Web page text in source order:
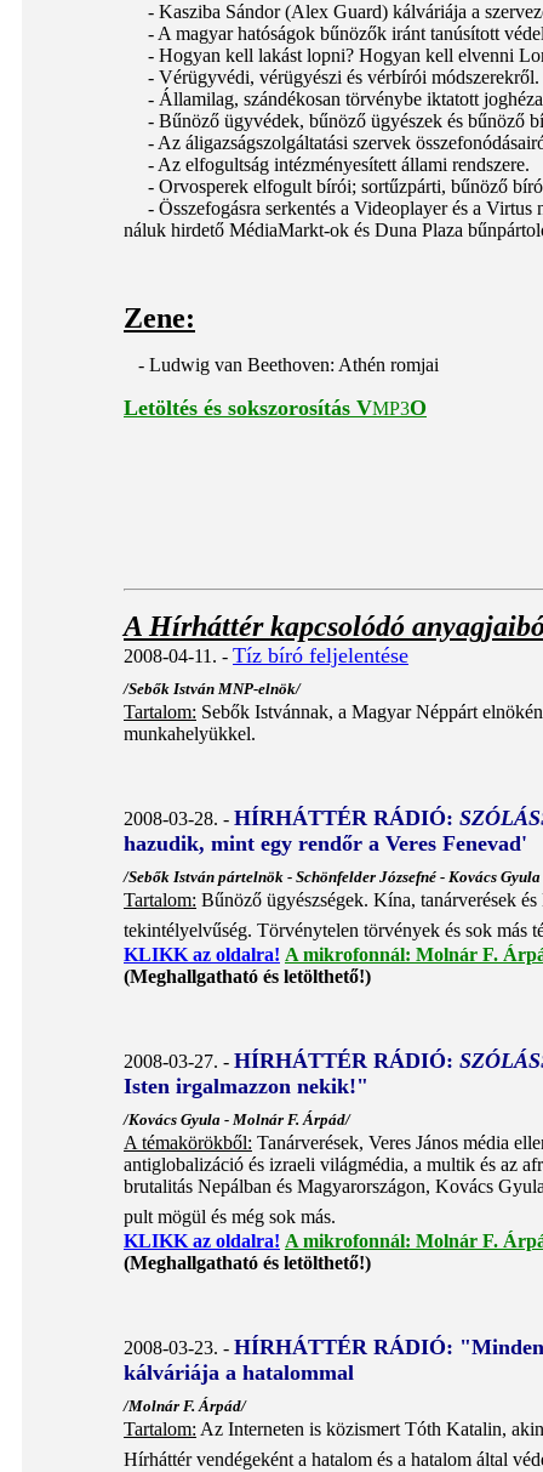
- Kasziba Sándor (Alex Guard) kálváriája a
- A magyar hatóságok bűnözők iránt tanúsított
- Hogyan kell lakást lopni? Hogyan kell elvenni
- Vérügyvédi, vérügyészi és vérbírói módszerekről.
- Államilag, szándékosan törvénybe iktatott
- Bűnöző ügyvédek, bűnöző ügyészek és bűnöző
- Az áligazságszolgáltatási szervek
- Az elfogultság intézményesített állami rendszere.
- Orvosperek elfogult bírói; sortűzpárti, bűnöző
- Összefogásra serkentés a Videoplayer és a Virtus
náluk hirdető MédiaMarkt-ok és Duna Plaza
Zene:
- Ludwig van Beethoven: Athén romjai
Letöltés és sokszorosítás VMP3O
A Hírháttér kapcsolódó
2008-04-11. - Tíz bíró feljelentése
/Sebők István MNP-elnök/
Tartalom: Sebők Istvánnak, a Magyar Néppárt
munkahelyükkel.
2008-03-28. - HÍRHÁTTÉR RÁDIÓ:
hazudik, mint egy rendőr a Veres Fenevad'
/Sebők István pártelnök - Schönfelder Józsefné - Kovács
Tartalom: Bűnöző ügyészségek. Kína, tanárverések
tekintélyelvűség. Törvénytelen törvények és sok más
KLIKK az oldalra! A mikrofonnál: Molnár F.
(Meghallgatható és letölthető!)
2008-03-27. - HÍRHÁTTÉR RÁDIÓ:
Isten irgalmazzon nekik!"
/Kovács Gyula - Molnár F. Árpád/
A témakörökből: Tanárverések, Veres János média
antiglobalizáció és izraeli világmédia, a multik és az
brutalitás Nepálban és Magyarországon, Kovács
pult mögül és még sok más.
KLIKK az oldalra! A mikrofonnál: Molnár F.
(Meghallgatható és letölthető!)
2008-03-23. - HÍRHÁTTÉR RÁDIÓ:
kálváriája a hatalommal
/Molnár F. Árpád/
Tartalom: Az Interneten is közismert Tóth Katalin,
Hírháttér vendégeként a hatalom és a hatalom által